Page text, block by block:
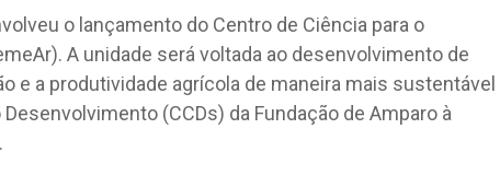
o lançamento do Centro de Ciência para o
A unidade será voltada ao desenvolvimento de
e a produtividade agrícola de maneira mais sustentável
(CCDs) da Fundação de Amparo à